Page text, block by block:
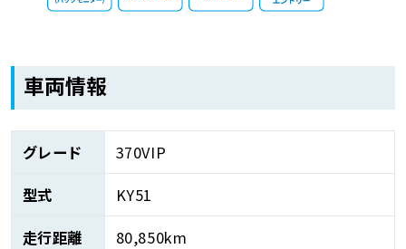
車両情報
グレード
370VIP
型式
KY51
走行距離
80,850km